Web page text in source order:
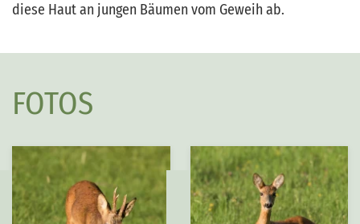
diese Haut an jungen Bäumen vom Geweih ab.
FOTOS